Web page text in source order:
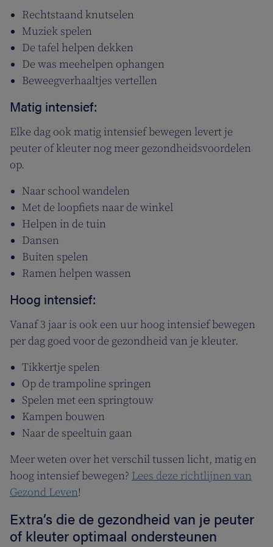
Rechtstaand knutselen
Muziek spelen
De tafel helpen dekken
De was meehelpen ophangen
Beweegverhaaltjes vertellen
Matig intensief:
Elke dag ook matig intensief bewegen levert je
peuter of kleuter nog meer gezondheidsvoordelen
op.
Naar school wandelen
Met de loopfiets naar de winkel
Helpen in de tuin
Dansen
Buiten spelen
Ramen helpen wassen
Hoog intensief:
Vanaf 3 jaar is ook een uur hoog intensief bewegen
per dag goed voor de gezondheid van je kleuter.
Tikkertje spelen
Op de trampoline springen
Spelen met een springtouw
Kampen bouwen
Naar de speeltuin gaan
Meer weten over het verschil tussen licht, matig en
hoog intensief bewegen? Lees deze richtlijnen van
Gezond Leven!
Extra’s die de gezondheid van je peuter
of kleuter optimaal ondersteunen